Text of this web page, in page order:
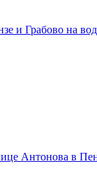
и Грабово на
Антонова в